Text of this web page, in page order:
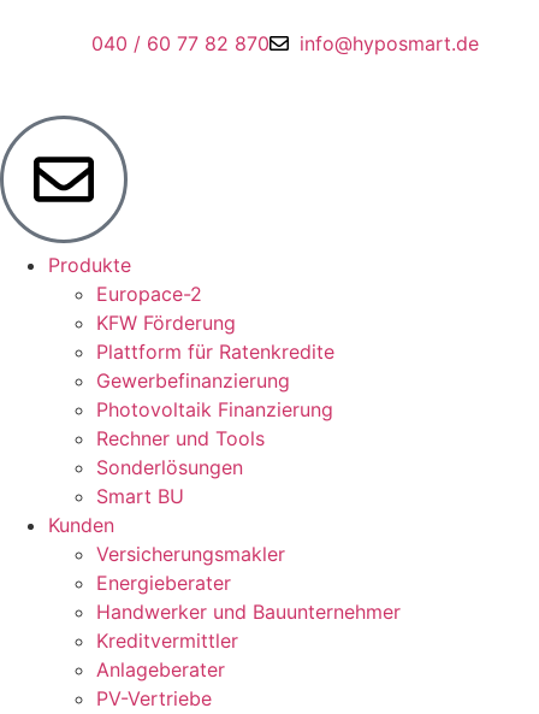
040 / 60 77 82 870 info@hyposmart.de
Produkte
Europace-2
KFW Förderung
Plattform für Ratenkredite
Gewerbefinanzierung
Photovoltaik Finanzierung
Rechner und Tools
Sonderlösungen
Smart BU
Kunden
Versicherungsmakler
Energieberater
Handwerker und Bauunternehmer
Kreditvermittler
Anlageberater
PV-Vertriebe